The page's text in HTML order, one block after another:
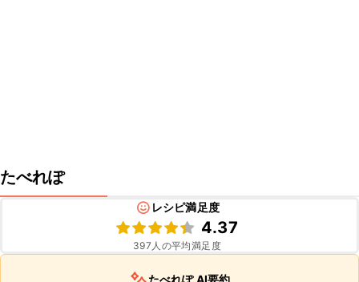
たべれぽ
レシピ満足度
4.37
397 人の平均満足度
たべれぽ AI要約